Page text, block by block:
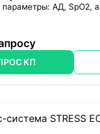
АД, SpO2,
КП